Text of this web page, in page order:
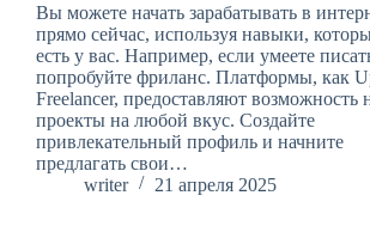
Вы можете начать зарабатывать в
прямо сейчас, используя навыки,
есть у вас. Например, если умеете
попробуйте фриланс. Платформы, как
Freelancer, предоставляют возможность
проекты на любой вкус. Создайте
привлекательный профиль и начните
предлагать свои…
writer
21 апреля 2025